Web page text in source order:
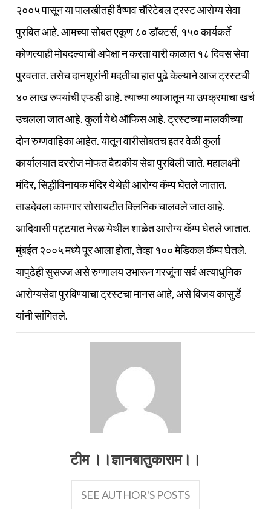
२००५ पासून या पालखीतही वैष्णव चॅरिटेबल ट्रस्ट आरोग्य सेवा
पुरवित आहे. आमच्या सोबत एकूण ८० डॉक्टर्स, १५० कार्यकर्ते
कोणत्याही मोबदल्याची अपेक्षा न करता वारी काळात १८ दिवस सेवा
पुरवतात. तसेच दानशूरांनी मदतीचा हात पुढे केल्याने आज ट्रस्टची
४० लाख रुपयांची एफडी आहे. त्याच्या व्याजातून या उपक्रमाचा खर्च
उचलला जात आहे. कुर्ला येथे ऑफिस आहे. ट्रस्टच्या मालकीच्या
दोन रुग्णवाहिका आहेत. यातून वारीसोबतच इतर वेळी कुर्ला
कार्यालयात दररोज मोफत वैद्यकीय सेवा पुरविली जाते. महालक्ष्मी
मंदिर, सिद्धीविनायक मंदिर येथेही आरोग्य कॅम्प घेतले जातात.
ताडदेवला कामगार सोसायटीत क्लिनिक चालवले जात आहे.
आदिवासी पट्टयात नेरळ येथील शाळेत आरोग्य कॅम्प घेतले जातात.
मुंबईत २००५ मध्ये पूर आला होता, तेव्हा १०० मेडिकल कॅम्प घेतले.
यापुढेही सुसज्ज असे रुग्णालय उभारून गरजूंना सर्व अत्याधुनिक
आरोग्यसेवा पुरविण्याचा ट्रस्टचा मानस आहे, असे विजय कासुर्डे
यांनी सांगितले.
टीम ।।ज्ञानबातुकाराम।।
SEE AUTHOR'S POSTS